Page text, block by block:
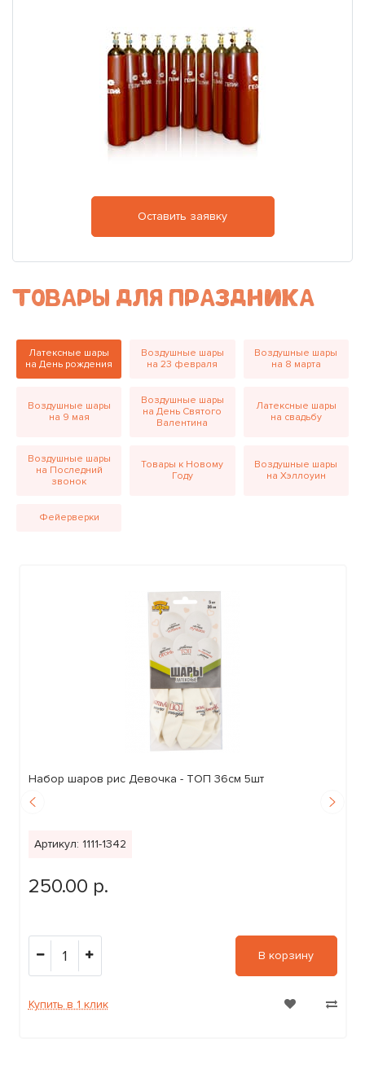
Оставить заявку
ТОВАРЫ ДЛЯ ПРАЗДНИКА
Латексные шары
на День рождения
Воздушные шары
на 23 февраля
Воздушные шары
на 8 марта
Воздушные шары
на 9 мая
Воздушные шары
на День Святого
Валентина
Латексные шары
на свадьбу
Воздушные шары
на Последний
звонок
Товары к Новому
Году
Воздушные шары
на Хэллоуин
Фейерверки
Набор шаров рис Девочка - ТОП 36см 5шт
Артикул: 1111-1342
250.00 р.
1 В корзину
Купить в 1 клик